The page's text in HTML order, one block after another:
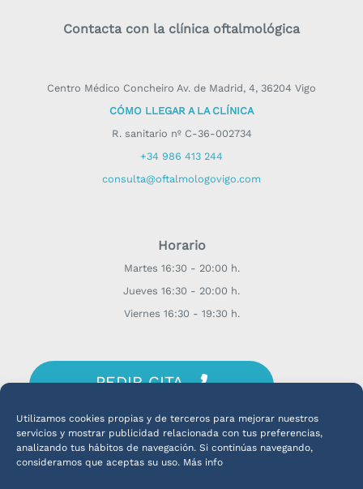
Utilizamos cookies propias y de terceros para mejorar nuestros
servicios y mostrar publicidad relacionada con tus preferencias,
analizando tus hábitos de navegación. Si continúas navegando,
consideramos que aceptas su uso. Más info
Contacta con la clínica oftalmológica
Centro Médico Concheiro Av. de Madrid, 4, 36204 Vigo
CÓMO LLEGAR A LA CLÍNICA
R. sanitario nº C-36-002734
+34 986 413 244
consulta@oftalmologovigo.com
Horario
Martes 16:30 - 20:00 h.
Jueves 16:30 - 20:00 h.
Viernes 16:30 - 19:30 h.
PEDIR CITA